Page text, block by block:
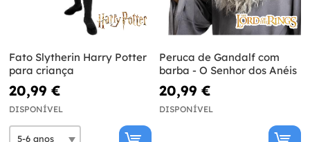
Fato Slytherin Harry Potter
para criança
20,99 €
DISPONÍVEL
Peruca de Gandalf com
barba - O Senhor dos Anéis
20,99 €
DISPONÍVEL